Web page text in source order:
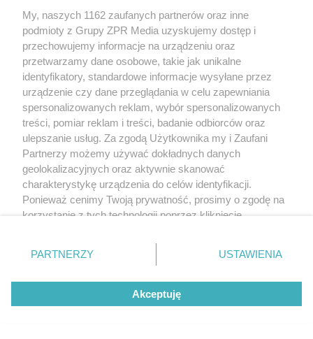
ZABÓJSTWO W MŁAWIE
Śledztwo w sprawie śmierci 16-letniej Mai
na finiszu. Bartosz G. z ostatecznymi
zarzutami
INTERWENCJA POLICJI
My, naszych 1162 zaufanych partnerów oraz inne
podmioty z Grupy ZPR Media uzyskujemy dostęp i
przechowujemy informacje na urządzeniu oraz
przetwarzamy dane osobowe, takie jak unikalne
identyfikatory, standardowe informacje wysyłane przez
urządzenie czy dane przeglądania w celu zapewniania
spersonalizowanych reklam, wybór spersonalizowanych
treści, pomiar reklam i treści, badanie odbiorców oraz
ulepszanie usług. Za zgodą Użytkownika my i Zaufani
Partnerzy możemy używać dokładnych danych
geolokalizacyjnych oraz aktywnie skanować
charakterystykę urządzenia do celów identyfikacji.
Ponieważ cenimy Twoją prywatność, prosimy o zgodę na
korzystanie z tych technologii poprzez kliknięcie
zmienić/wycofać klikając przycisk ustawień prywatności
znajdujący się w lewym dolnym rogu strony
rodzaje przetwarzania danych nie wymagają zgody
użytkownika, ale masz prawo sprzeciwić się takiemu
przetwarzaniu. Preferencje będą miały zastosowanie tylko
PARTNERZY USTAWIENIA
Akceptuję